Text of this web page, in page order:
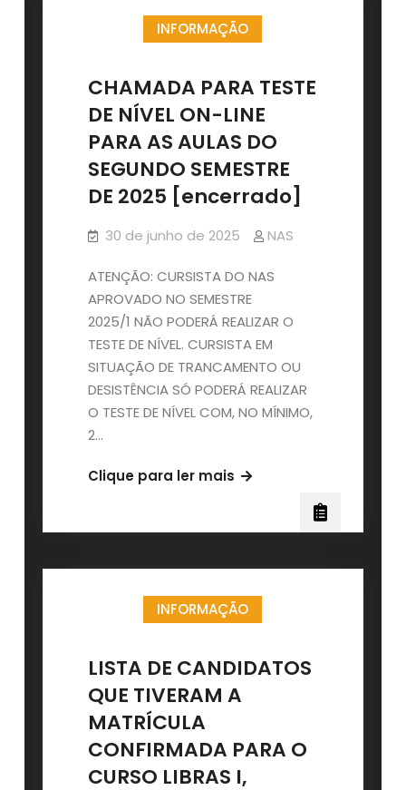
INFORMAÇÃO
CHAMADA PARA TESTE
DE NÍVEL ON-LINE
PARA AS AULAS DO
SEGUNDO SEMESTRE
DE 2025 [encerrado]
30 de junho de 2025 NAS
ATENÇÃO: CURSISTA DO NAS
APROVADO NO SEMESTRE
2025/1 NÃO PODERÁ REALIZAR O
TESTE DE NÍVEL. CURSISTA EM
SITUAÇÃO DE TRANCAMENTO OU
DESISTÊNCIA SÓ PODERÁ REALIZAR
O TESTE DE NÍVEL COM, NO MÍNIMO,
2…
Clique para ler maisCHAMADA
NÍVEL
LINE
AULAS
DO
SEMESTRE
DE
INFORMAÇÃO
LISTA DE CANDIDATOS
QUE TIVERAM A
MATRÍCULA
CONFIRMADA PARA O
CURSO LIBRAS I,